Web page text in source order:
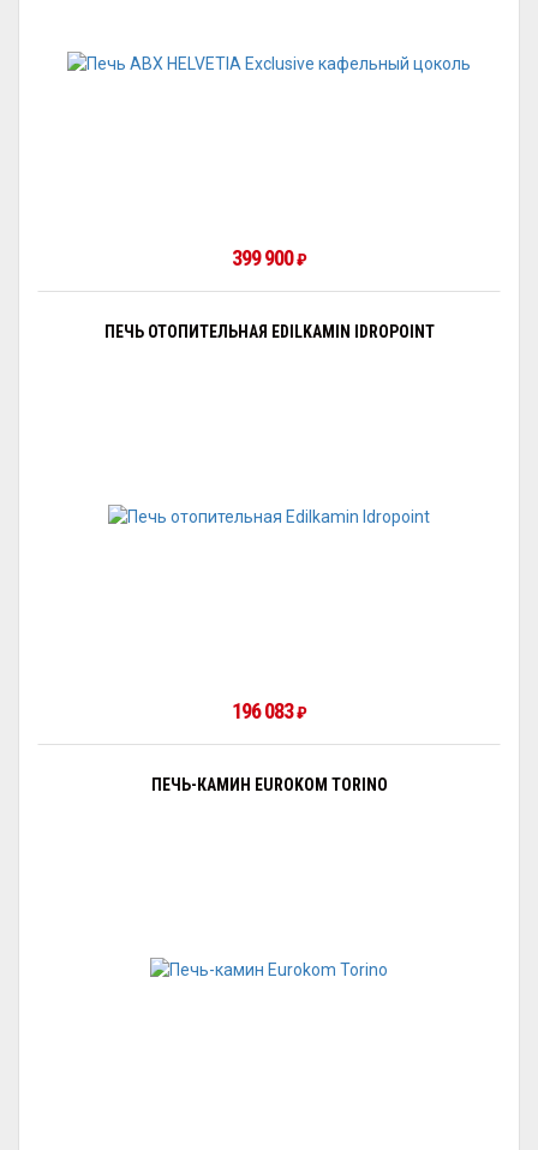
399 900₽
ПЕЧЬ ОТОПИТЕЛЬНАЯ EDILKAMIN IDROPOINT
196 083₽
ПЕЧЬ-КАМИН EUROKOM TORINO